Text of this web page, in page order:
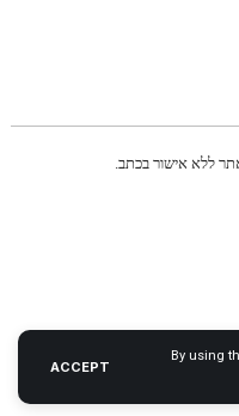
By using
ACCEPT
ללא אישור בכתב.